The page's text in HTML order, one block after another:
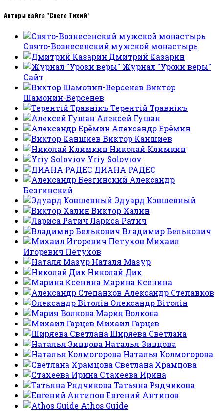
Авторы сайта "Свете Тихий"
Свято-Вознесенский мужской монастырь
Дмитрий Казарин
Журнал "Уроки веры"
Сайт
Виктор
Шамонин-Версенев
Терентiй Травнiкъ
Алексей Гушан
Александр Ерёмин
Виктор Каншиев
Николай Климкин
Yriy Soloviov
ДИАНА РАДЕС
Александр
Безгинский
Эдуард Ковшевный
Виктор Халин
Лариса Ратич
Владимир Белькович
Михаил
Игоревич Петухов
Наталя Мазур
Николай Дик
Марина Ксенина
Александр Степанков
Олександр Вітолін
Мария Волкова
Михаил Гарцев
Ширяева Светлана
Наталья Зинцова
Наталья Колмогорова
Светлана Храмцова
Стахеева Ирина
Татьяна Рядчикова
Евгений Антипов
Athos Guide